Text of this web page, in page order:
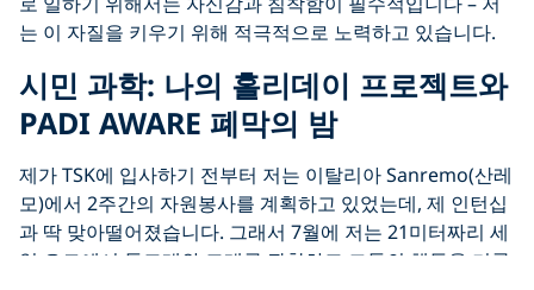
는 이 자질을 키우기 위해 적극적으로 노력하고 있습니다.
시민 과학: 나의 홀리데이 프로젝트와
PADI AWARE 폐막의 밤
제가 TSK에 입사하기 전부터 저는 이탈리아 Sanremo(산레
모)에서 2주간의 자원봉사를 계획하고 있었는데, 제 인턴십
과 딱 맞아떨어졌습니다. 그래서 7월에 저는 21미터짜리 세
일 요트에서 돌고래와 고래를 관찰하고 그들의 행동을 기록